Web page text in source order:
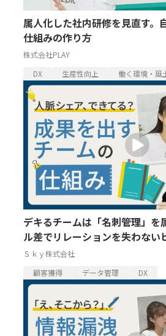
属人化した社内研修を見直す。
仕組みの作り方
株式会社PLAY
DX
生産性向上 働く環境・風
デキるチームは「名刺管理」を
ル差でリレーションを失わない
Ｓｋｙ株式会社
顧客獲得
データ管理 DX